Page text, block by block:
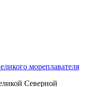
мореплавателя
Северной